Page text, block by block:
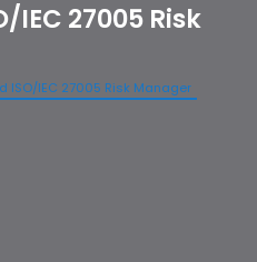
IEC 27005 Risk
ISO/IEC 27005 Risk Manager